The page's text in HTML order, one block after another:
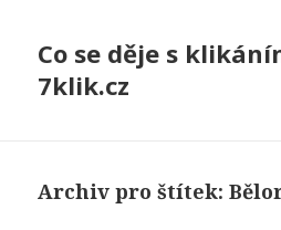
Co se děje s
7klik.cz
Archiv pro štítek: